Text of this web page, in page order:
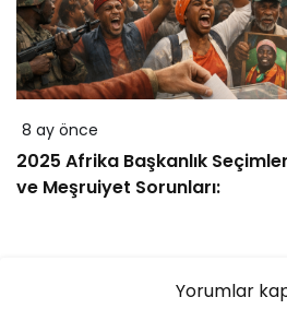
8 ay önce
2025 Afrika Başkanlık
ve Meşruiyet Sorunları:
Yorumlar